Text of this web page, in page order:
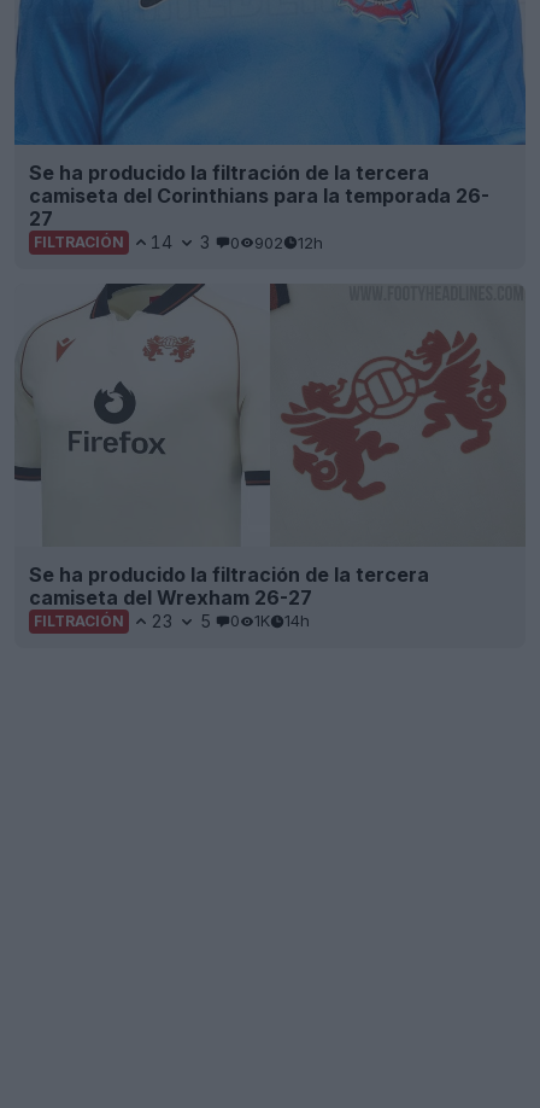
Se ha producido la filtración de la tercera
camiseta del Corinthians para la temporada 26-
27
FILTRACIÓN 14 3 0 902 12h
Se ha producido la filtración de la tercera
camiseta del Wrexham 26-27
FILTRACIÓN 23 5 0 1K 14h